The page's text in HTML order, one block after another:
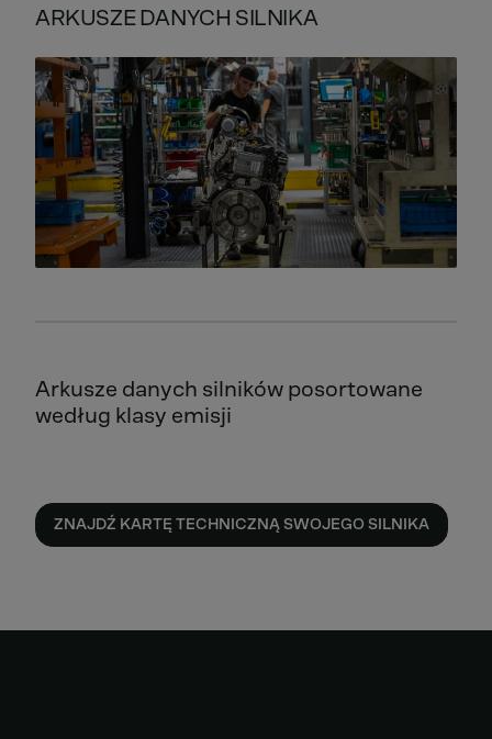
ARKUSZE DANYCH SILNIKA
Arkusze danych silników posortowane
według klasy emisji
ZNAJDŹ KARTĘ TECHNICZNĄ SWOJEGO SILNIKA